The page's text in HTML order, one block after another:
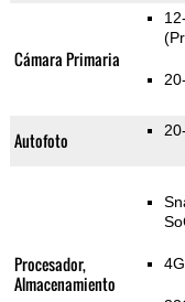
Cámara Primaria
Autofoto
Procesador,
Almacenamiento